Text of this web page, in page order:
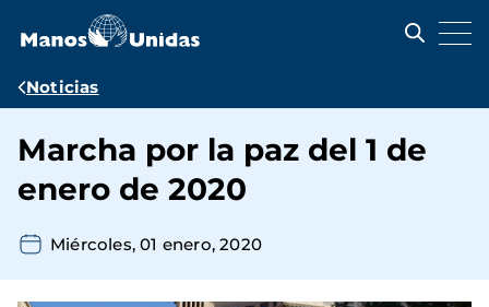
contenido
Ruta
navegación
Noticias
Marcha por la paz del 1 de
enero de 2020
Miércoles, 01 enero, 2020